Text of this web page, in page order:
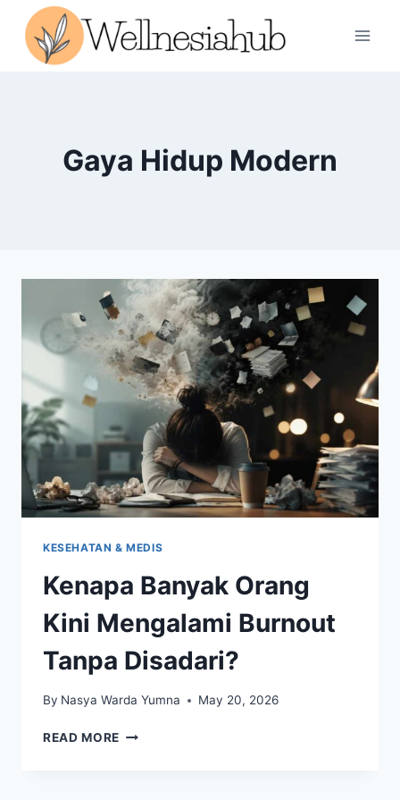
content
Gaya Hidup Modern
KESEHATAN & MEDIS
Kenapa Banyak Orang
Kini Mengalami Burnout
Tanpa Disadari?
By Nasya Warda Yumna May 20, 2026
READ MORE KENAPA